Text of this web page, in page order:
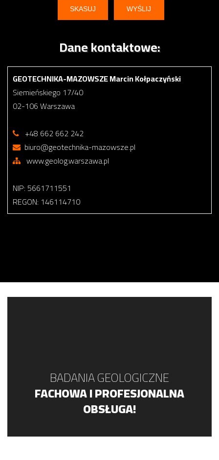
Dane kontaktowe:
GEOTECHNIKA-MAZOWSZE Marcin Kołpaczyński
Siemieńskiego 17/40
02-106 Warszawa
+48 662 662 242
biuro@geotechnika-mazowsze.pl
www.geolog.warszawa.pl
NIP: 5661711551
REGON: 146114710
BADANIA GEOLOGICZNE
FACHOWA I PROFESJONALNA
OBSŁUGA!